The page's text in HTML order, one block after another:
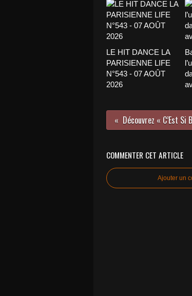
LE HIT DANCE LA
PARISIENNE LIFE
N°543 - 07 AOÛT
2026
COMMENTER CET ARTICLE
Ajouter un